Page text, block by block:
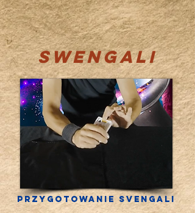
SWENGALI
PRZYGOTOWANIE SVENGALI